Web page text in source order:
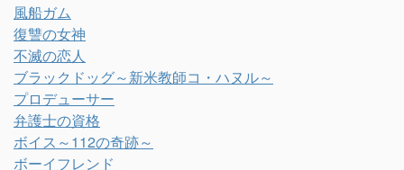
風船ガム
復讐の女神
不滅の恋人
ブラックドッグ～新米教師コ・ハヌル～
プロデューサー
弁護士の資格
ボイス～112の奇跡～
ボーイフレンド